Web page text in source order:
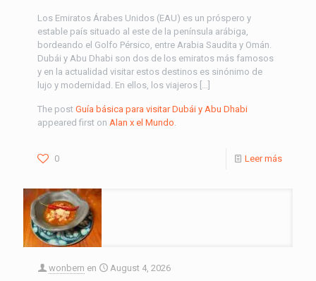
Los Emiratos Árabes Unidos (EAU) es un próspero y
estable país situado al este de la península arábiga,
bordeando el Golfo Pérsico, entre Arabia Saudita y Omán.
Dubái y Abu Dhabi son dos de los emiratos más famosos
y en la actualidad visitar estos destinos es sinónimo de
lujo y modernidad. En ellos, los viajeros […]
The post Guía básica para visitar Dubái y Abu Dhabi
appeared first on Alan x el Mundo.
0 Leer más
wonbern en August 4, 2026